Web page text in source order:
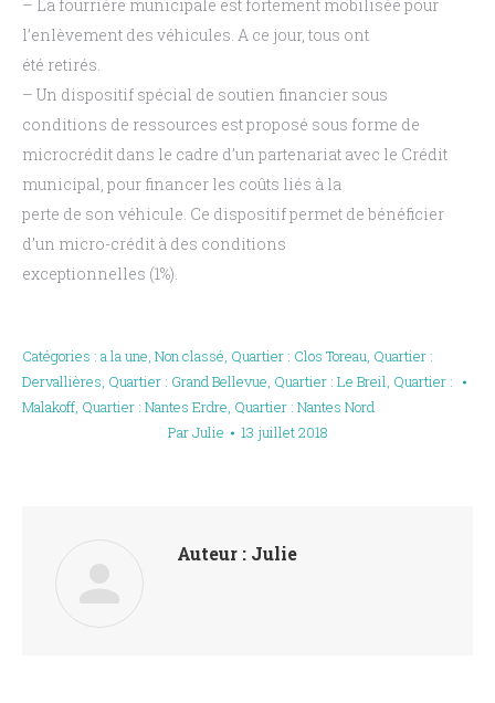
– La fourrière municipale est fortement mobilisée pour
l’enlèvement des véhicules. A ce jour, tous ont
été retirés.
– Un dispositif spécial de soutien financier sous
conditions de ressources est proposé sous forme de
microcrédit dans le cadre d’un partenariat avec le Crédit
municipal, pour financer les coûts liés à la
perte de son véhicule. Ce dispositif permet de bénéficier
d’un micro-crédit à des conditions
exceptionnelles (1%).
Catégories : a la une, Non classé, Quartier : Clos Toreau, Quartier :
Dervallières, Quartier : Grand Bellevue, Quartier : Le Breil, Quartier :
Malakoff, Quartier : Nantes Erdre, Quartier : Nantes Nord
ParJulie 13 juillet 2018
Auteur : Julie